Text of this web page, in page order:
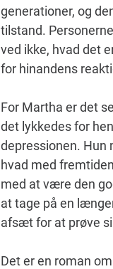
generationer, og
tilstand.
ved ikke, hvad det
for hinandens
For Martha er det
det lykkedes for
depressionen. Hun
hvad med
med at være den
at tage på en
afsæt for at prøve
Det er en roman